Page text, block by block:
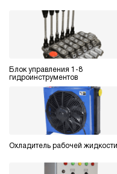
Блок управления 1-8
гидроинструментов
Охладитель рабочей жидкости